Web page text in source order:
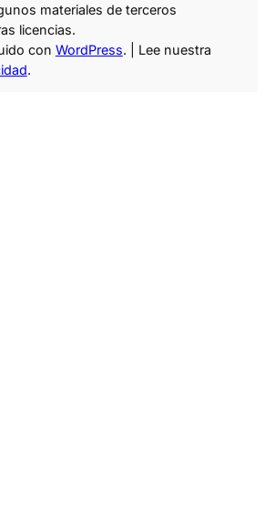
materiales de terceros
licencias.
con WordPress. | Lee nuestra
.